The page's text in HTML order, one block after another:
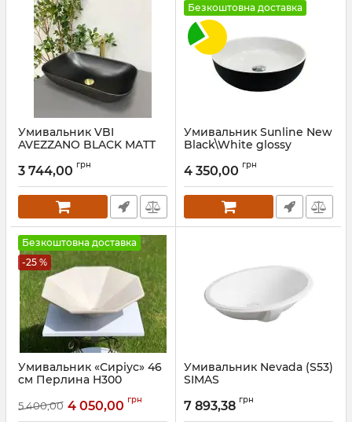
Умивальник VBI
AVEZZANO BLACK MATT
Артикул:VBI-014401
3 744,00 грн
Безкоштовна доставка
Умивальник Sunline New
Black\White glossy
4 350,00 грн
Безкоштовна доставка
-25 %
Умивальник «Сиріус» 46
см Перлина H300
Артикул:113H300
5 400,00 4 050,00 грн
Умивальник Nevada (S53)
SIMAS
7 893,38 грн